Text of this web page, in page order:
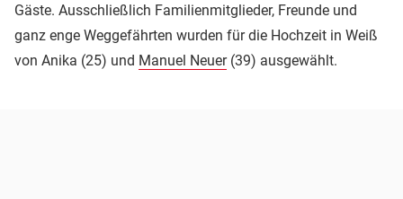
Gäste. Ausschließlich Familienmitglieder, Freunde und
ganz enge Weggefährten wurden für die Hochzeit in Weiß
von Anika (25) und Manuel Neuer(39) ausgewählt.